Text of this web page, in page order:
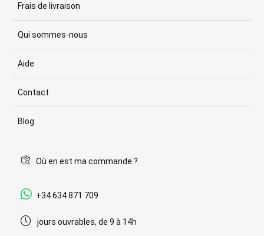
Frais de livraison
Qui sommes-nous
Aide
Contact
Blog
Où en est ma commande ?
+34 634 871 709
jours ouvrables, de 9 à 14h